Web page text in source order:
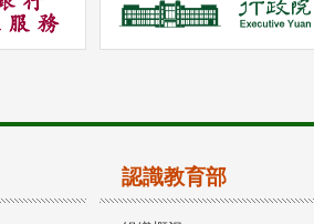
認識教育部